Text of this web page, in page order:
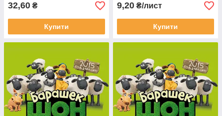
32,60 ₴
Купити
9,20 ₴/лист
Купити